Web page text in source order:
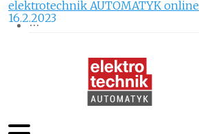
elektrotechnik AUTOMATYK online
16.2.2023